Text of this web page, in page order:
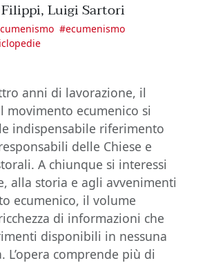
Luigi Sartori
#ecumenismo
anni di lavorazione, il
movimento ecumenico si
indispensabile riferimento
delle Chiese e
A chiunque si interessi
alla storia e agli avvenimenti
ecumenico, il volume
di informazioni che
disponibili in nessuna
L’opera comprende più di